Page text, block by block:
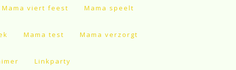
Mama viert feest Mama speelt
Mama test Mama verzorgt
Linkparty